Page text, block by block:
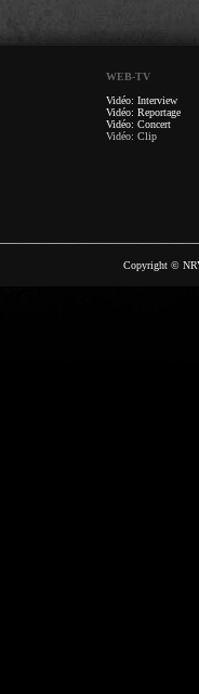
WEB-TV
Vidéo: Interview
Vidéo: Reportage
Vidéo: Concert
Vidéo: Clip
Copyright ©